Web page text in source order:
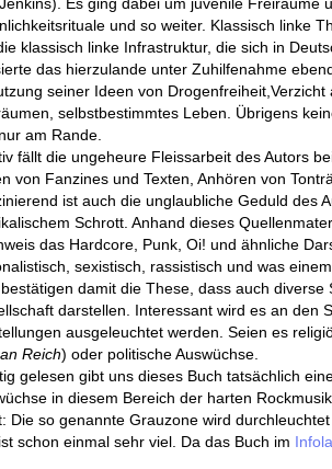
Es ging dabei um juvenile Freiräume
und so weiter. Klassisch linke
klassisch linke Infrastruktur, die sich in
das hierzulande unter Zuhilfenahme
seiner Ideen von
selbstbestimmtes Leben. Übrigens
am Rande.
fällt die ungeheure Fleissarbeit des Autors
von Fanzines und Texten, Anhören von
ist auch die unglaubliche Geduld des
Schrott. Anhand dieses
das Hardcore, Punk, Oi! und ähnliche
sexistisch, rassistisch und was
damit die These, dass auch
darstellen. Interessant wird es an den
ausgeleuchtet werden. Seien es
Reich) oder politische Auswüchse.
gelesen gibt uns dieses Buch tatsächlich
in diesem Bereich der harten
Die so genannte Grauzone wird
schon einmal sehr viel. Da das Buch im